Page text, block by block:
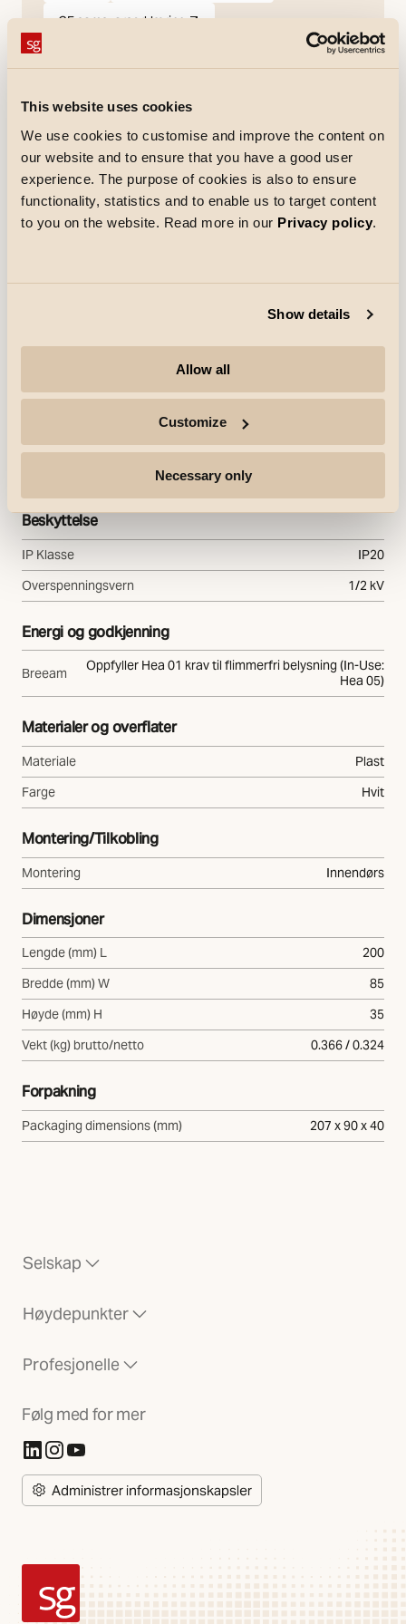
This website uses cookies
We use cookies to customise and improve the content on
our website and to ensure that you have a good user
experience. The purpose of cookies is also to ensure
functionality, statistics and to enable us to target content
to you on the website. Read more in our Privacy policy.
Show details
Allow all
Customize
Necessary only
CE samsvarserklæring
Spesifikasjonstekst
Elektrisk
Watt
75W
Spenning
220-240V
B10: 6, B16: 12, C10: 9, C16: 19
Levetid 50.000
Styring
Beskyttelse
IP Klasse
IP20
Overspenningsvern
1/2 kV
Energi og godkjenning
Breeam
Oppfyller Hea 01 krav til flimmerfri belysning (In-Use:
Hea 05)
Materialer og overflater
Materiale
Plast
Farge
Hvit
Montering/Tilkobling
Montering Innendørs
Dimensjoner
Lengde (mm) L
200
Bredde (mm) W
85
Høyde (mm) H
35
Vekt (kg) brutto/netto
0.366 / 0.324
Forpakning
Packaging dimensions (mm) 207 x 90 x 40
Selskap
Høydepunkter
Profesjonelle
Følg med for mer
(Åpnes i ny fane)
(Åpnes i ny fane)
(Åpnes i ny fane)
Administrer informasjonskapsler